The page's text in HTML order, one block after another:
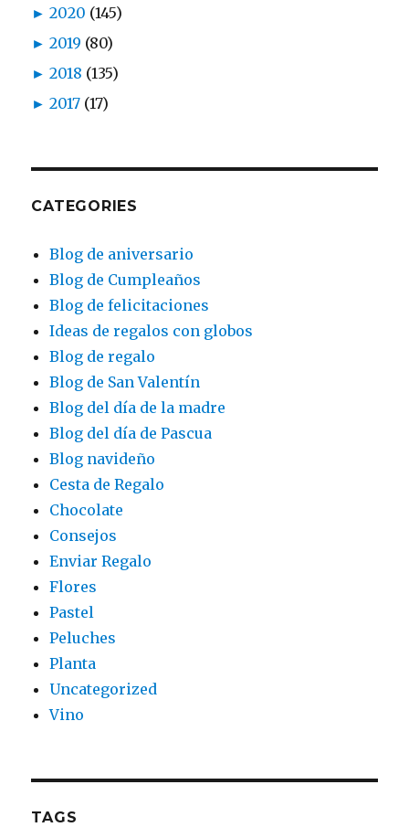
► 2020 (145)
► 2019 (80)
► 2018 (135)
► 2017 (17)
CATEGORIES
Blog de aniversario
Blog de Cumpleaños
Blog de felicitaciones
Ideas de regalos con globos
Blog de regalo
Blog de San Valentín
Blog del día de la madre
Blog del día de Pascua
Blog navideño
Cesta de Regalo
Chocolate
Consejos
Enviar Regalo
Flores
Pastel
Peluches
Planta
Uncategorized
Vino
TAGS